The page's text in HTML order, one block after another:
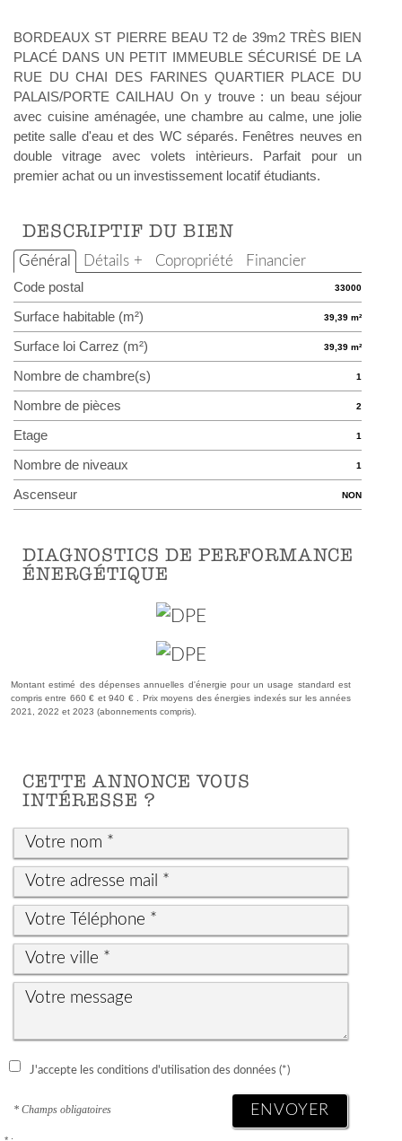
BORDEAUX ST PIERRE BEAU T2 de 39m2 TRÈS BIEN
PLACÉ DANS UN PETIT IMMEUBLE SÉCURISÉ DE LA
RUE DU CHAI DES FARINES QUARTIER PLACE DU
PALAIS/PORTE CAILHAU On y trouve : un beau séjour
avec cuisine aménagée, une chambre au calme, une jolie
petite salle d'eau et des WC séparés. Fenêtres neuves en
double vitrage avec volets intèrieurs. Parfait pour un
premier achat ou un investissement locatif étudiants.
DESCRIPTIF DU BIEN
Général Détails + Copropriété Financier
Code postal 33000
Surface habitable (m²) 39,39 m²
Surface loi Carrez (m²) 39,39 m²
Nombre de chambre(s) 1
Nombre de pièces 2
Etage 1
Nombre de niveaux 1
Ascenseur NON
DIAGNOSTICS DE PERFORMANCE
ÉNERGÉTIQUE
Montant estimé des dépenses annuelles d'énergie pour un usage standard est
compris entre 660 € et 940 € . Prix moyens des énergies indexés sur les années
2021, 2022 et 2023 (abonnements compris).
CETTE ANNONCE VOUS
INTÉRESSE ?
J'accepte les conditions d'utilisation des données (*)
* Champs obligatoires ENVOYER